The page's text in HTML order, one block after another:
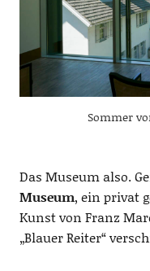
Sommer
Das Museum also.
Museum, ein privat
Kunst von Franz
„Blauer Reiter“